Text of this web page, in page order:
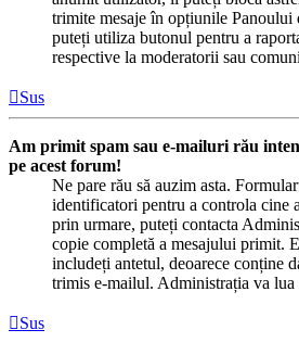
trimite mesaje în opțiunile
puteți utiliza butonul pentru a
respective la moderatorii sau
Sus
Am primit spam sau e-mailuri rău
pe acest forum!
Ne pare rău să auzim asta.
identificatori pentru a controla cine
prin urmare, puteți contacta
copie completă a mesajului primit.
includeți antetul, deoarece conține
trimis e-mailul. Administrația va lua
Sus